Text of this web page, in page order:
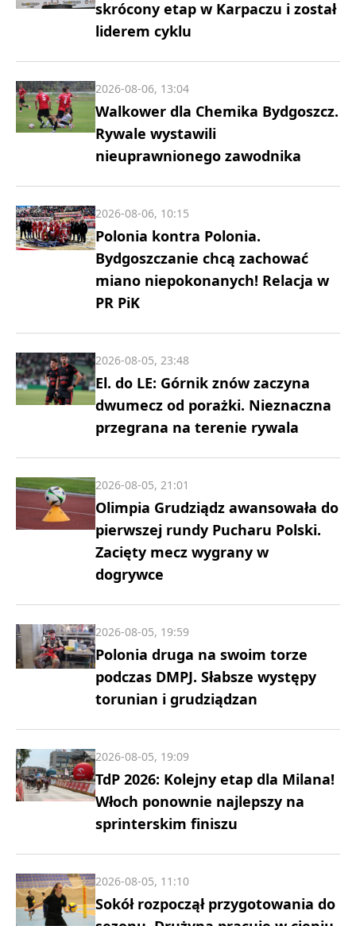
skrócony etap w Karpaczu i został
liderem cyklu
Walkower dla Chemika Bydgoszcz.
Rywale wystawili
nieuprawnionego zawodnika
2026-08-06, 13:04
Polonia kontra Polonia.
Bydgoszczanie chcą zachować
miano niepokonanych! Relacja w
PR PiK
2026-08-06, 10:15
El. do LE: Górnik znów zaczyna
dwumecz od porażki. Nieznaczna
przegrana na terenie rywala
2026-08-05, 23:48
Olimpia Grudziądz awansowała do
pierwszej rundy Pucharu Polski.
Zacięty mecz wygrany w
dogrywce
2026-08-05, 21:01
Polonia druga na swoim torze
podczas DMPJ. Słabsze występy
torunian i grudziądzan
2026-08-05, 19:59
TdP 2026: Kolejny etap dla Milana!
Włoch ponownie najlepszy na
sprinterskim finiszu
2026-08-05, 19:09
Sokół rozpoczął przygotowania do
2026-08-05, 11:10